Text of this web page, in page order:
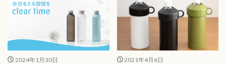
2024年1月30日
2021年4月6日